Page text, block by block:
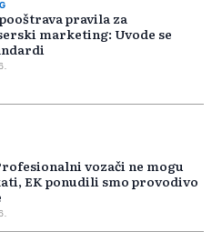
pravila za
marketing: Uvode se
vozači ne mogu
EK ponudili smo provodivo